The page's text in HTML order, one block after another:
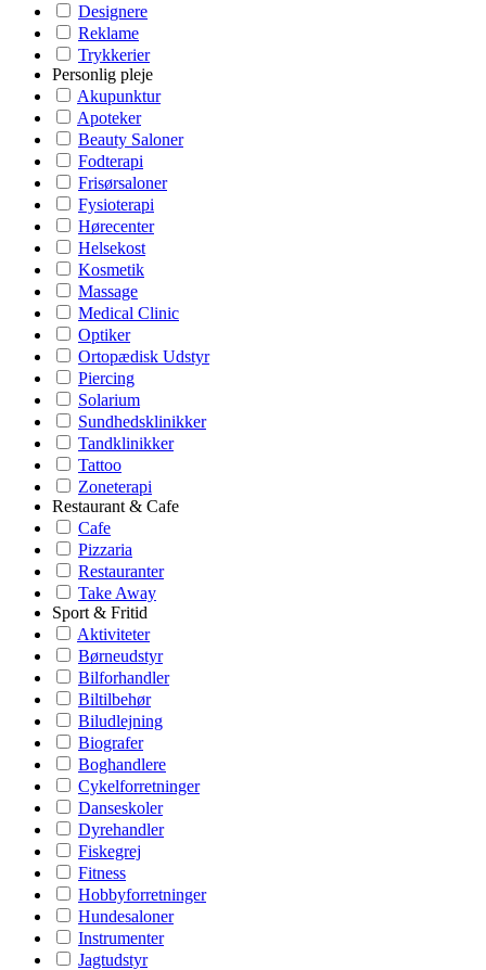
Designere
Reklame
Trykkerier
Personlig pleje
Akupunktur
Apoteker
Beauty Saloner
Fodterapi
Frisørsaloner
Fysioterapi
Hørecenter
Helsekost
Kosmetik
Massage
Medical Clinic
Optiker
Ortopædisk Udstyr
Piercing
Solarium
Sundhedsklinikker
Tandklinikker
Tattoo
Zoneterapi
Restaurant & Cafe
Cafe
Pizzaria
Restauranter
Take Away
Sport & Fritid
Aktiviteter
Børneudstyr
Bilforhandler
Biltilbehør
Biludlejning
Biografer
Boghandlere
Cykelforretninger
Danseskoler
Dyrehandler
Fiskegrej
Fitness
Hobbyforretninger
Hundesaloner
Instrumenter
Jagtudstyr